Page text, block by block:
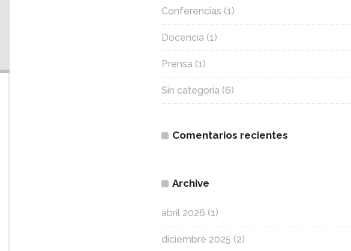
Conferencias (1)
Docencia (1)
Prensa (1)
Sin categoría (6)
Comentarios recientes
Archive
abril 2026 (1)
diciembre 2025 (2)